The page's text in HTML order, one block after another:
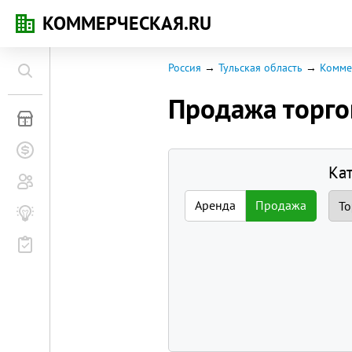
КОММЕРЧЕСКАЯ.RU
Коммерческая недвижимость
Россия Тульская область
Продажа
Аренда Продажа